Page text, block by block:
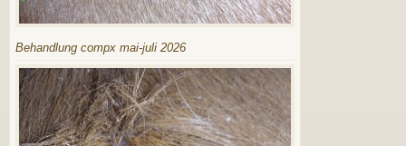
Behandlung compx mai-juli 2026